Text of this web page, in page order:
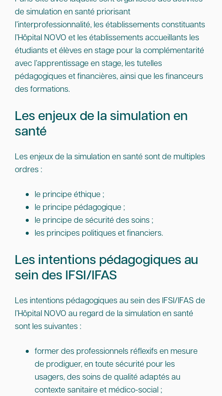
de simulation en santé priorisant
l’interprofessionnalité, les établissements constituants
l’Hôpital NOVO et les établissements accueillants les
étudiants et élèves en stage pour la complémentarité
avec l’apprentissage en stage, les tutelles
pédagogiques et financières, ainsi que les financeurs
des formations.
Les enjeux de la simulation en
santé
Les enjeux de la simulation en santé sont de multiples
ordres :
le principe éthique ;
le principe pédagogique ;
le principe de sécurité des soins ;
les principes politiques et financiers.
Les intentions pédagogiques au
sein des IFSI/IFAS
Les intentions pédagogiques au sein des IFSI/IFAS de
l’Hôpital NOVO au regard de la simulation en santé
sont les suivantes :
former des professionnels réflexifs en mesure
de prodiguer, en toute sécurité pour les
usagers, des soins de qualité adaptés au
contexte sanitaire et médico-social ;